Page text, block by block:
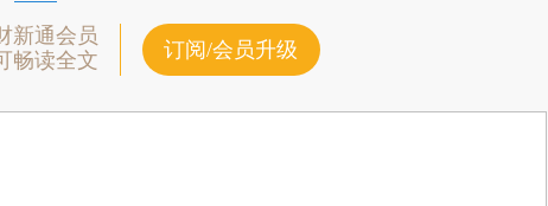
新通会员
畅读全文
订阅/会员升级